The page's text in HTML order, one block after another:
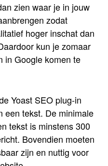
zien waar je in jouw
zodat
hoger inschat dan
kun je zomaar
in Google komen te
Yoast SEO plug-in
een tekst. De minimale
tekst is minstens 300
Bovendien moeten
zijn en nuttig voor